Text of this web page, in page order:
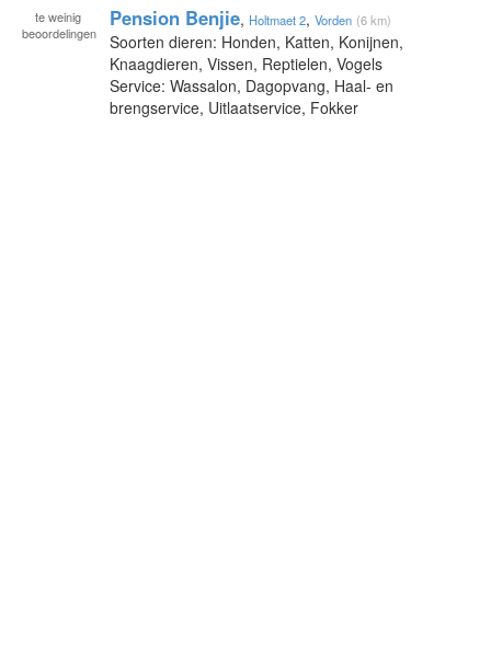
te weinig
beoordelingen
Pension Benjie, Holtmaet 2, Vorden (6 km)
Soorten dieren: Honden, Katten, Konijnen,
Knaagdieren, Vissen, Reptielen, Vogels
Service: Wassalon, Dagopvang, Haal- en
brengservice, Uitlaatservice, Fokker